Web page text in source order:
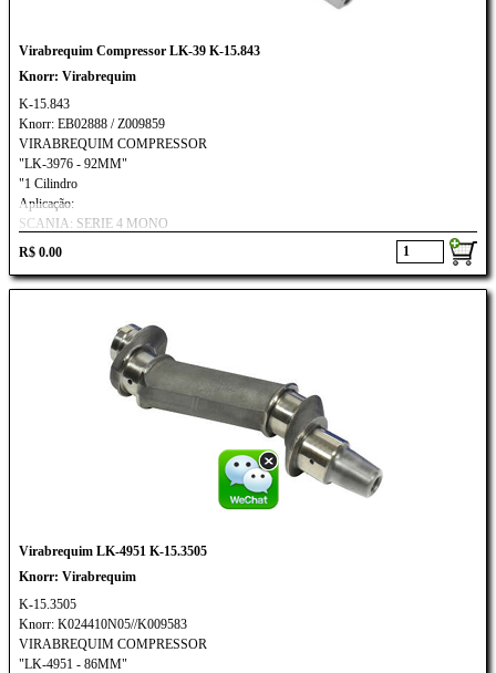
Virabrequim Compressor LK-39 K-15.843
Knorr: Virabrequim
K-15.843
Knorr: EB02888 / Z009859
VIRABREQUIM COMPRESSOR
"LK-3976 - 92MM"
"1 Cilindro
Aplicação:
SCANIA: SERIE 4 MONO
R$ 0.00
Virabrequim LK-4951 K-15.3505
Knorr: Virabrequim
K-15.3505
Knorr: K024410N05//K009583
VIRABREQUIM COMPRESSOR
"LK-4951 - 86MM"